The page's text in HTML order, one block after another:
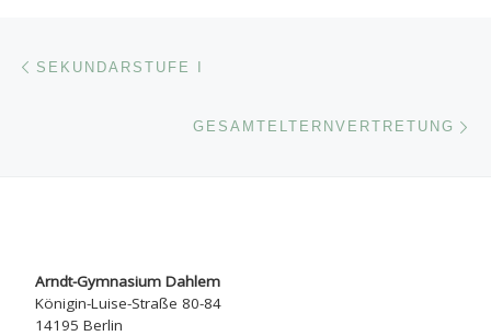
Beitragsnavigation
SEKUNDARSTUFE I
GESAMTELTERNVERTRETUNG
Arndt-Gymnasium Dahlem
Königin-Luise-Straße 80-84
14195 Berlin